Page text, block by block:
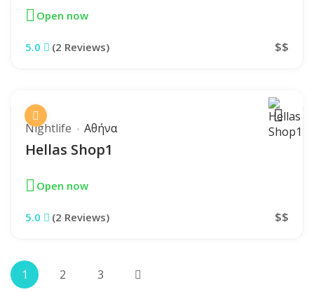
Open now
5.0 (2 Reviews) $$
Nightlife Αθήνα
Hellas Shop1
Open now
5.0 (2 Reviews) $$
1 2 3